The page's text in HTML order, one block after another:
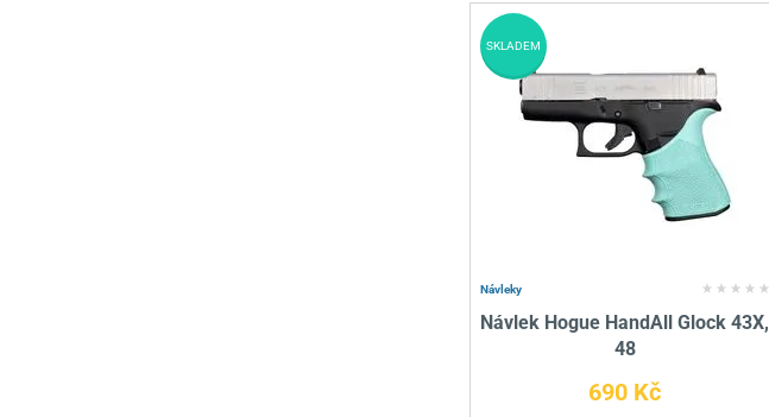
Návleky
Návlek Hogue HandAll Glock 43X,
48
690 Kč
SKLADEM